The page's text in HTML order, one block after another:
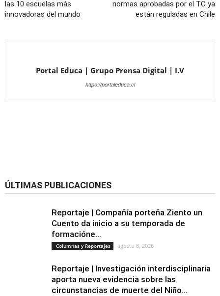
las 10 escuelas más
innovadoras del mundo
normas aprobadas por el TC ya
están reguladas en Chile
Portal Educa | Grupo Prensa Digital | I.V
https://portaleduca.cl
ÚLTIMAS PUBLICACIONES
Reportaje | Compañía porteña Ziento un
Cuento da inicio a su temporada de
formacióne...
Columnas y Reportajes agosto 8, 2026
Reportaje | Investigación interdisciplinaria
aporta nueva evidencia sobre las
circunstancias de muerte del Niño...